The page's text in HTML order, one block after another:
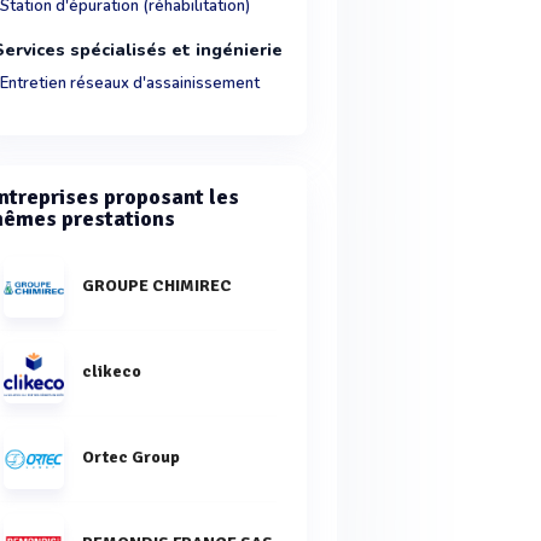
Station d'épuration (réhabilitation)
spécialisés et ingénierie
Entretien réseaux d'assainissement
proposant les
prestations
GROUPE CHIMIREC
clikeco
Ortec Group